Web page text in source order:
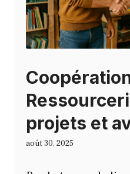
projets et
août 30, 2025